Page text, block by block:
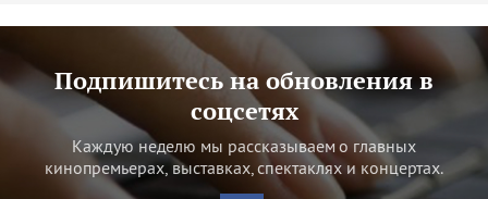
Подпишитесь на обновления в
соцсетях
Каждую неделю мы рассказываем о главных
кинопремьерах, выставках, спектаклях и концертах.